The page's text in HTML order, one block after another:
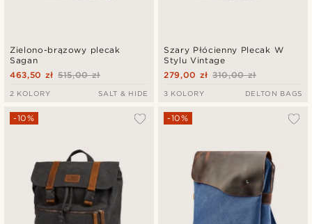
Zielono-brązowy plecak
Sagan
515,00 zł
463,50 zł
2 KOLORY SALT & HIDE
Szary Płócienny Plecak W
Stylu Vintage
310,00 zł
279,00 zł
3 KOLORY DELTON BAGS
-10% -10%